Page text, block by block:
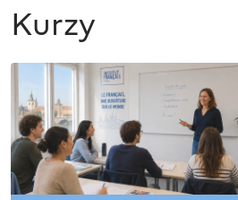
Kurzy